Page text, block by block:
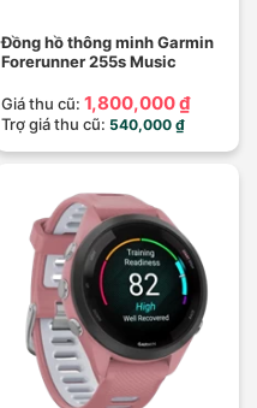
Đồng hồ thông minh Garmin
Forerunner 255s Music
Giá thu cũ: 1,800,000 ₫
Trợ giá thu cũ: 540,000 ₫